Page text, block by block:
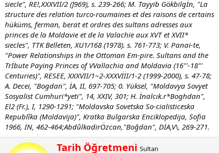
siecle", RE!,XXXVII/2 (]969), s. 239-266; M. Tayyib Gökbilgİn, "La
structure des relation turco-roumaines et des raisons de certains
hüküms, ferman, berat et ordres des sultans adresses aux
princes de la Moldavie et de la Valachie aux XVT et XVII*
siecles", TTK Belleten, XU1/168 (1978). s. 761-773; V. Panai-te,
"Power Relationships in the Ottoman Em-pire. Sultans and the
Trİbute Paying Princes of VVallachia and Moldavia (16"'-18"'
Centuries)", RESEE, XXXVII/1~2-XXXVİİI/1-2 (1999-2000), s. 47-78;
A. Decei, "Bogdan", İA, II, 697-705; 0. Yüksel, "Moldavya Sovyet
Sosyalist Cumhuri*yeti", 14, XXIV, 301; H. İnalcık.r*Boghdan",
El2 (Fr.), I, 1290-1291; "Moldavska Sovetska So-cialisticeska
Republîka (Moldavija)", Kratka Bulgarska Enciklopedija, Sofia
1966, İN, 462-464;AbdûlkadirÖzcan,"Boğdan", DİA,V\, 269-271.
Y
Tarih Öğretmeni Sultan